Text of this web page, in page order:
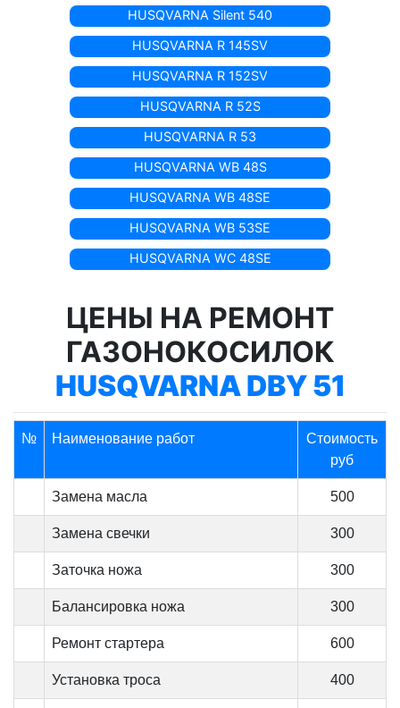
HUSQVARNA Silent 540
HUSQVARNA R 145SV
HUSQVARNA R 152SV
HUSQVARNA R 52S
HUSQVARNA R 53
HUSQVARNA WB 48S
HUSQVARNA WB 48SE
HUSQVARNA WB 53SE
HUSQVARNA WC 48SE
ЦЕНЫ НА РЕМОНТ
ГАЗОНОКОСИЛОК
HUSQVARNA DBY 51
№ Наименование работ
Стоимость
руб
Замена масла 500
Замена свечки 300
Заточка ножа 300
Балансировка ножа 300
Ремонт стартера 600
Установка троса 400